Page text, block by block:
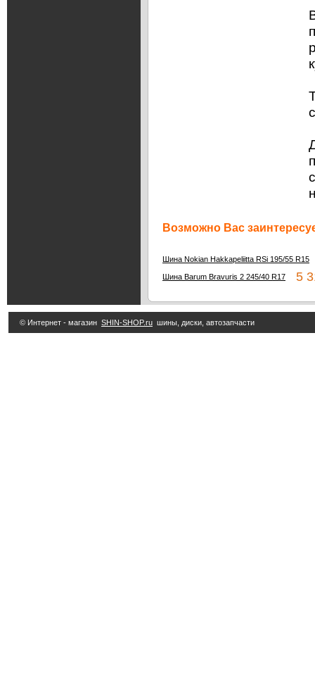
Возможно Вас
Шина Nokian Hakkapeliitta RSi 195/55 R15
Шина Barum Bravuris 2 245/40 R17 5
© Интернет - магазин SHIN-SHOP.ru шины, диски, автозапчасти